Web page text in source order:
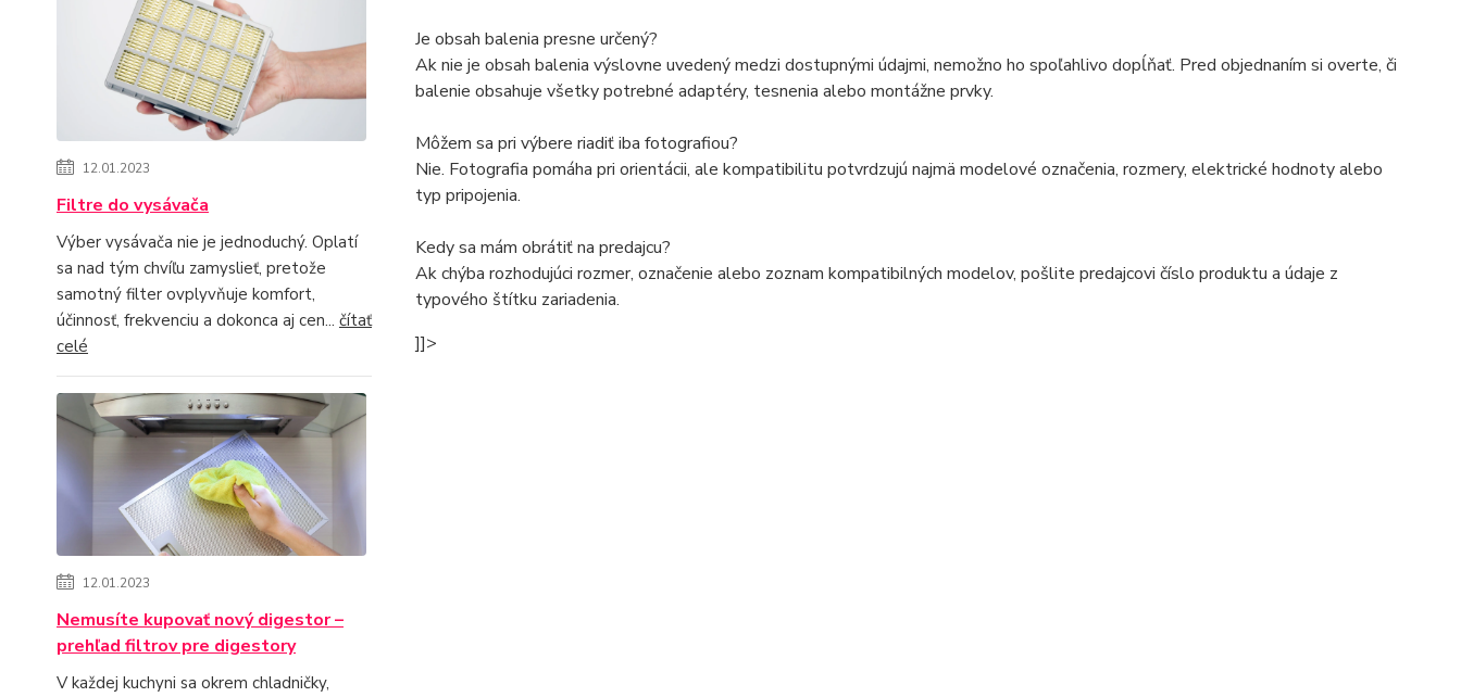
12.01.2023
Filtre do vysávača
Výber vysávača nie je jednoduchý. Oplatí
sa nad tým chvíľu zamyslieť, pretože
samotný filter ovplyvňuje komfort,
účinnosť, frekvenciu a dokonca aj cen... čítať
celé
12.01.2023
Nemusíte kupovať nový digestor –
prehľad filtrov pre digestory
V každej kuchyni sa okrem chladničky,
Je obsah balenia presne určený?
Ak nie je obsah balenia výslovne uvedený medzi dostupnými údajmi, nemožno ho spoľahlivo dopĺňať. Pred objednaním si overte, či
balenie obsahuje všetky potrebné adaptéry, tesnenia alebo montážne prvky.
Môžem sa pri výbere riadiť iba fotografiou?
Nie. Fotografia pomáha pri orientácii, ale kompatibilitu potvrdzujú najmä modelové označenia, rozmery, elektrické hodnoty alebo
typ pripojenia.
Kedy sa mám obrátiť na predajcu?
Ak chýba rozhodujúci rozmer, označenie alebo zoznam kompatibilných modelov, pošlite predajcovi číslo produktu a údaje z
typového štítku zariadenia.
]]>